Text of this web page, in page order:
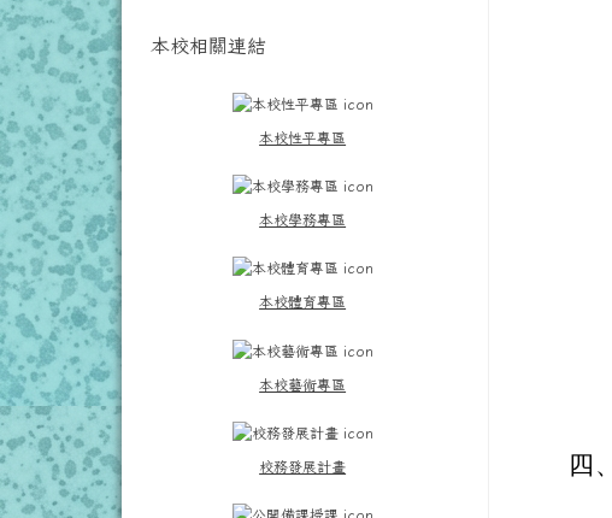
本校相關連結
本校性平專區
本校學務專區
本校體育專區
本校藝術專區
校務發展計畫
四、